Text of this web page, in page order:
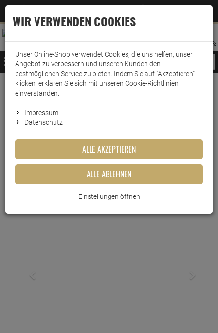
Jetzt für den Newsletter entscheiden und 5% Rabatt auf Ihre nächste Bestellung erhalten
–Zum Newsletter
ANMELDEN
AUFKLAPPEN
MERKZETTEL
WARENKORB:
MENÜ
Weiter einkaufen www.wark24.de Lebensmittel
Sirup
Teisseire Sirup
Teisseire Sirup Tropical zero
Zucker 600ml
Artikel-Nummer:10016259
WIR VERWENDEN COOKIES
Unser Online-Shop verwendet Cookies, die uns helfen, unser
Angebot zu verbessern und unseren Kunden den
bestmöglichen Service zu bieten. Indem Sie auf "Akzeptieren"
klicken, erklären Sie sich mit unseren Cookie-Richtlinien
einverstanden.
Impressum
Datenschutz
ALLE AKZEPTIEREN
ALLE ABLEHNEN
Einstellungen öffnen